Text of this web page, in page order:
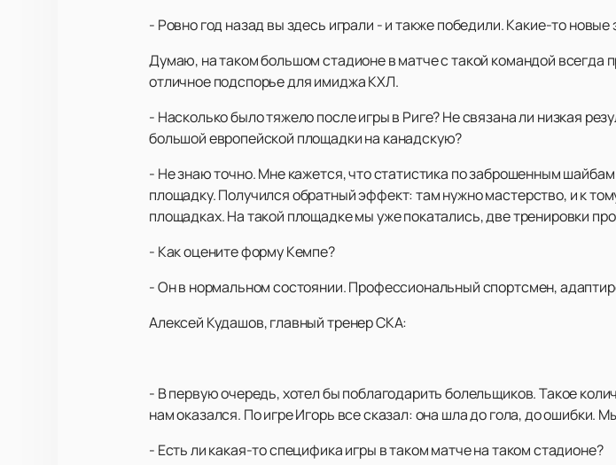
- Ровно год назад вы здесь играли - и также победили. Какие-то новые
Думаю, на таком большом стадионе в матче с такой командой всегда
отличное подспорье для имиджа КХЛ.
- Насколько было тяжело после игры в Риге? Не связана ли низкая
большой европейской площадки на канадскую?
- Не знаю точно. Мне кажется, что статистика по заброшенным
площадку. Получился обратный эффект: там нужно мастерство, и к
площадках. На такой площадке мы уже покатались, две тренировки
- Как оцените форму Кемпе?
- Он в нормальном состоянии. Профессиональный спортсмен,
Алексей Кудашов, главный тренер СКА:
- В первую очередь, хотел бы поблагодарить болельщиков. Такое
нам оказался. По игре Игорь все сказал: она шла до гола, до ошибки.
- Есть ли какая-то специфика игры в таком матче на таком стадионе?